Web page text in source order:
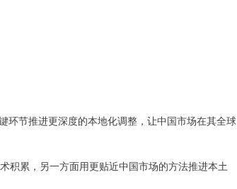
环节推进更深度的本地化调整，让中国市场在其全球
积累，另一方面用更贴近中国市场的方法推进本土